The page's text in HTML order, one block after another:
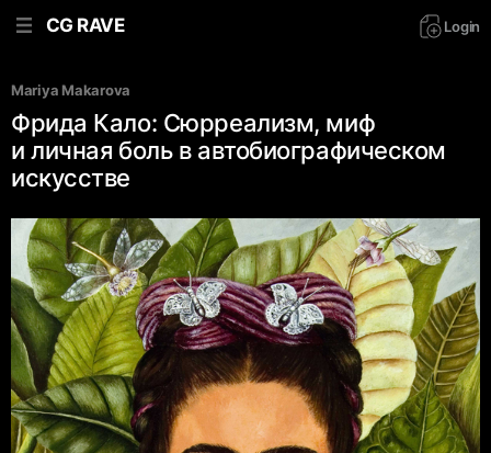
CG RAVE Login
Mariya Makarova
Фрида Кало: Сюрреализм, миф
и личная боль в автобиографическом
искусстве